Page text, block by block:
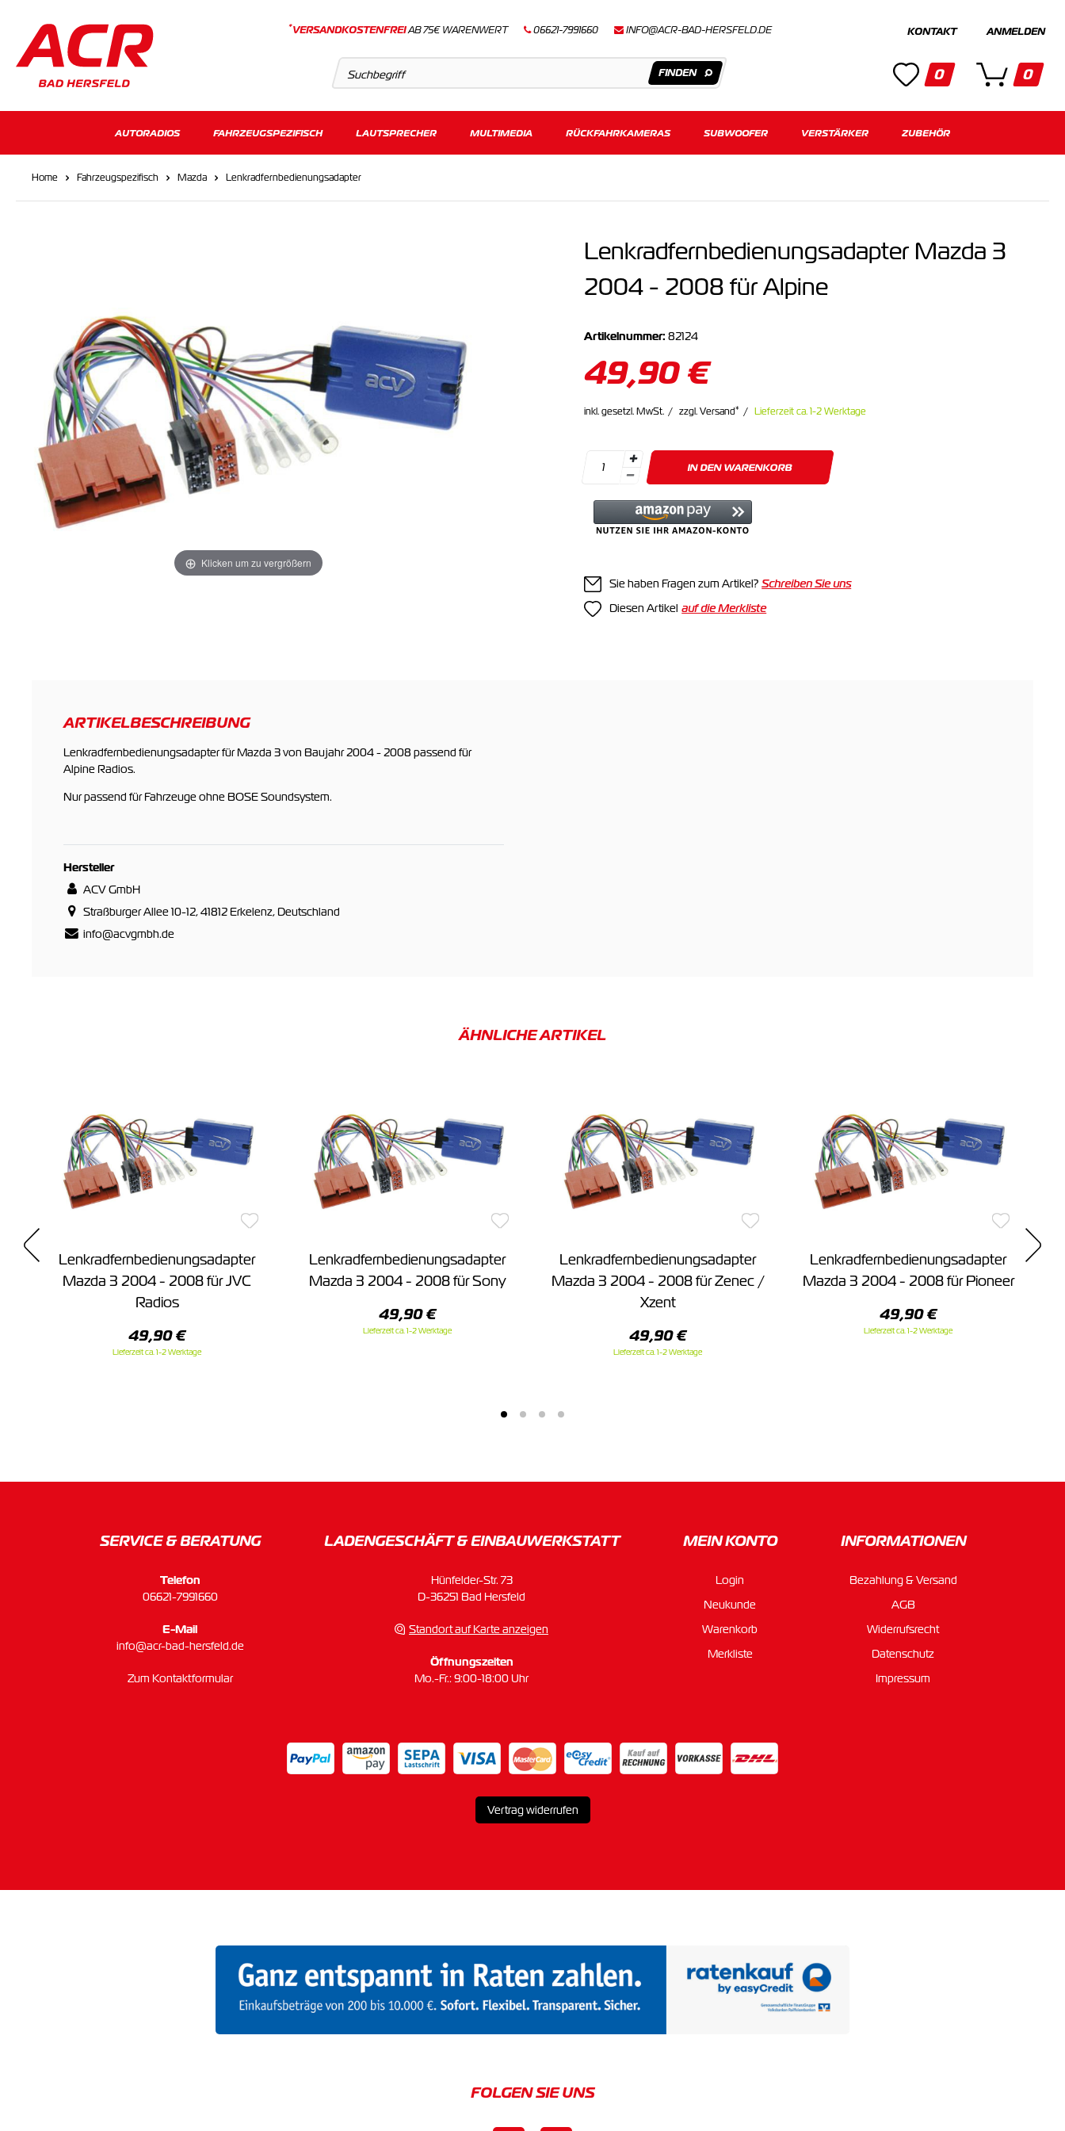
*VERSANDKOSTENFREIAB 75€ WARENWERT 06621-7991660 INFO@ACR-BAD-HERSFELD.DE
Artikel Kategorien
KONTAKT
0
ANMELDEN
0
AUTORADIOS FAHRZEUGSPEZIFISCH LAUTSPRECHER MULTIMEDIA RÜCKFAHRKAMERAS SUBWOOFER VERSTÄRKER ZUBEHÖR
Home Fahrzeugspezifisch Mazda Lenkradfernbedienungsadapter
Klicken um zu vergrößern
Lenkradfernbedienungsadapter Mazda 3
2004 - 2008 für Alpine
Artikelnummer: 82124
49,90 €
inkl. gesetzl. MwSt. zzgl. Versand* Lieferzeit ca. 1-2 Werktage
IN DEN WARENKORB
Sie haben Fragen zum Artikel? Schreiben Sie uns
Diesen Artikel
ARTIKELBESCHREIBUNG
Lenkradfernbedienungsadapter für Mazda 3 von Baujahr 2004 - 2008 passend für
Alpine Radios.
Nur passend für Fahrzeuge ohne BOSE Soundsystem.
Hersteller
ACV GmbH
Straßburger Allee 10-12, 41812 Erkelenz, Deutschland
info@acvgmbh.de
ÄHNLICHE ARTIKEL
Lenkradfernbedienungsadapter
Mazda 3 2004 - 2008 für JVC
Radios
49,90 €
Lieferzeit ca. 1-2 Werktage
Lenkradfernbedienungsadapter
Mazda 3 2004 - 2008 für Sony
49,90 €
Lieferzeit ca. 1-2 Werktage
Lenkradfernbedienungsadapter
Mazda 3 2004 - 2008 für Zenec /
Xzent
49,90 €
Lieferzeit ca. 1-2 Werktage
Lenkradfernbedienungsadapter
Mazda 3 2004 - 2008 für Pioneer
49,90 €
Lieferzeit ca. 1-2 Werktage
SERVICE & BERATUNG
Telefon
06621-7991660
E-Mail
info@acr-bad-hersfeld.de
Zum Kontaktformular
LADENGESCHÄFT & EINBAU­WERKSTATT
Hünfelder-Str. 73
D-36251 Bad Hersfeld
Standort auf Karte anzeigen
Öffnungszeiten
Mo.-Fr.: 9:00-18:00 Uhr
MEIN KONTO
Login
Neukunde
Warenkorb
Merkliste
INFORMATIONEN
Bezahlung & Versand
AGB
Widerrufsrecht
Datenschutz
Impressum
Vertrag widerrufen